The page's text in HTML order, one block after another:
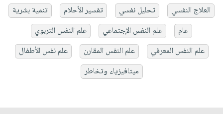
العلاج النفسي
تحليل نفسي تفسير الأحلام
تنمية بشرية
عام
علم النفس الإجتماعي
علم النفس التربوي
علم النفس المعرفي
علم النفس المقارن
علم نفس الأطفال
ميتافيزياء وتخاطر